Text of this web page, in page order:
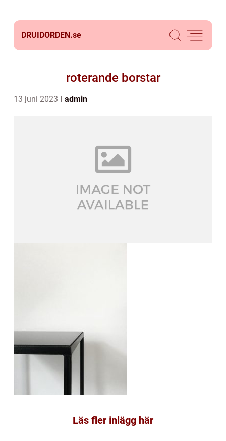
DRUIDORDEN.se
roterande borstar
13 juni 2023 admin
Läs fler inlägg här